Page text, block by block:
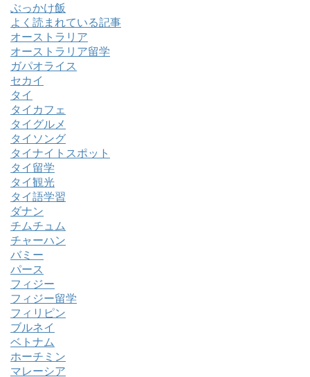
ぶっかけ飯
よく読まれている記事
オーストラリア
オーストラリア留学
ガパオライス
セカイ
タイ
タイカフェ
タイグルメ
タイソング
タイナイトスポット
タイ留学
タイ観光
タイ語学習
ダナン
チムチュム
チャーハン
バミー
パース
フィジー
フィジー留学
フィリピン
ブルネイ
ベトナム
ホーチミン
マレーシア